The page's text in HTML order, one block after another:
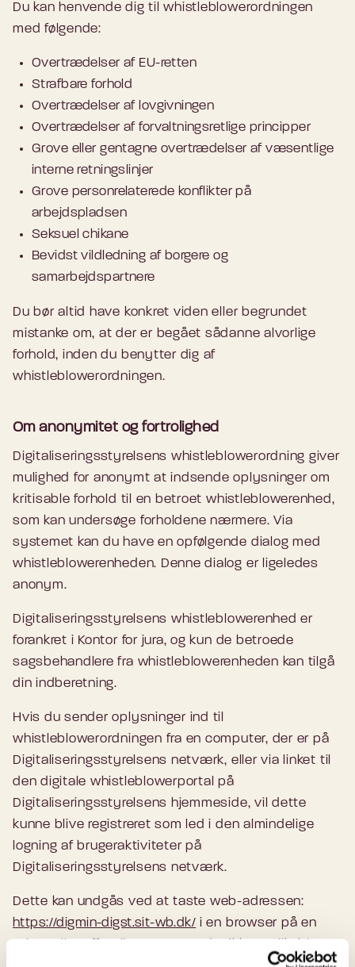
Du kan henvende dig til whistleblowerordningen
med følgende:
Overtrædelser af EU-retten
Strafbare forhold
Overtrædelser af lovgivningen
Overtrædelser af forvaltningsretlige principper
Grove eller gentagne overtrædelser af væsentlige
interne retningslinjer
Grove personrelaterede konflikter på
arbejdspladsen
Seksuel chikane
Bevidst vildledning af borgere og
samarbejdspartnere
Du bør altid have konkret viden eller begrundet
mistanke om, at der er begået sådanne alvorlige
forhold, inden du benytter dig af
whistleblowerordningen.
Om anonymitet og fortrolighed
Digitaliseringsstyrelsens whistleblowerordning giver
mulighed for anonymt at indsende oplysninger om
kritisable forhold til en betroet whistleblowerenhed,
som kan undersøge forholdene nærmere. Via
systemet kan du have en opfølgende dialog med
whistleblowerenheden. Denne dialog er ligeledes
anonym.
Digitaliseringsstyrelsens whistleblowerenhed er
forankret i Kontor for jura, og kun de betroede
sagsbehandlere fra whistleblowerenheden kan tilgå
din indberetning.
Hvis du sender oplysninger ind til
whistleblowerordningen fra en computer, der er på
Digitaliseringsstyrelsens netværk, eller via linket til
den digitale whistleblowerportal på
Digitaliseringsstyrelsens hjemmeside, vil dette
kunne blive registreret som led i den almindelige
logning af brugeraktiviteter på
Digitaliseringsstyrelsens netværk.
Dette kan undgås ved at taste web-adressen:
https://digmin-digst.sit-wb.dk/ i en browser på en